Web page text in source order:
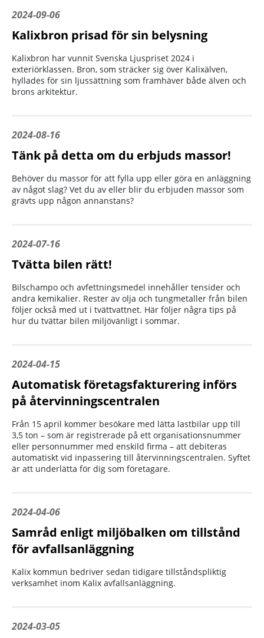
2024-09-06
Kalixbron prisad för sin belysning
Kalixbron har vunnit Svenska Ljuspriset 2024 i
exteriörklassen. Bron, som sträcker sig över Kalixälven,
hyllades för sin ljussättning som framhäver både älven och
brons arkitektur.
2024-08-16
Tänk på detta om du erbjuds massor!
Behöver du massor för att fylla upp eller göra en anläggning
av något slag? Vet du av eller blir du erbjuden massor som
grävts upp någon annanstans?
2024-07-16
Tvätta bilen rätt!
Bilschampo och avfettningsmedel innehåller tensider och
andra kemikalier. Rester av olja och tungmetaller från bilen
följer också med ut i tvättvattnet. Här följer några tips på
hur du tvättar bilen miljövänligt i sommar.
2024-04-15
Automatisk företagsfakturering införs
på återvinningscentralen
Från 15 april kommer besökare med lätta lastbilar upp till
3,5 ton – som är registrerade på ett organisationsnummer
eller personnummer med enskild firma – att debiteras
automatiskt vid inpassering till återvinningscentralen. Syftet
är att underlätta för dig som företagare.
2024-04-06
Samråd enligt miljöbalken om tillstånd
för avfallsanläggning
Kalix kommun bedriver sedan tidigare tillståndspliktig
verksamhet inom Kalix avfallsanläggning.
2024-03-05